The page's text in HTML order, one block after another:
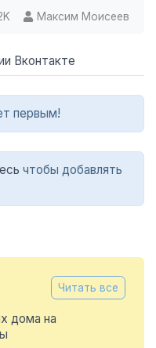
Максим Моисеев
Вконтакте
первым!
чтобы добавлять
Читать все
дома на